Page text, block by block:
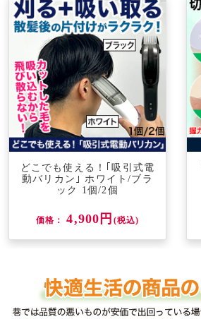
どこでも使える！｢吸引式電
動バリカン｣ ホワイト/ブラ
ック 1個/2個
価格： 4,900円 (税込)